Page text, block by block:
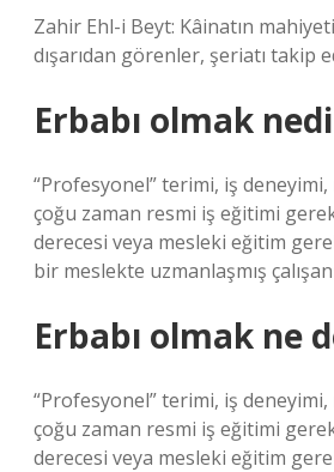
Zahir Ehl-i Beyt: Kâinatın
dışarıdan görenler, şeriatı takip
Erbabı olmak
“Profesyonel” terimi, iş
çoğu zaman resmi iş eğitimi
derecesi veya mesleki eğitim
bir meslekte uzmanlaşmış
Erbabı olmak ne
“Profesyonel” terimi, iş
çoğu zaman resmi iş eğitimi
derecesi veya mesleki eğitim